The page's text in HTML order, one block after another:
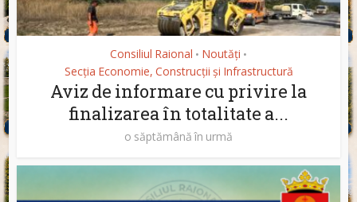
Consiliul Raional • Noutăți •
Secția Economie, Construcții și Infrastructură
Aviz de informare cu privire la
finalizarea în totalitate a...
o săptămână în urmă